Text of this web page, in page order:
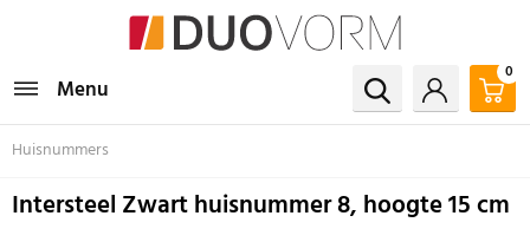
Menu
0
Huisnummers
Intersteel Zwart huisnummer 8, hoogte 15 cm